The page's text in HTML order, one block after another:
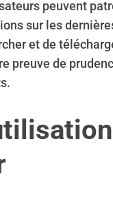
peuvent
sur les
et de
preuve de